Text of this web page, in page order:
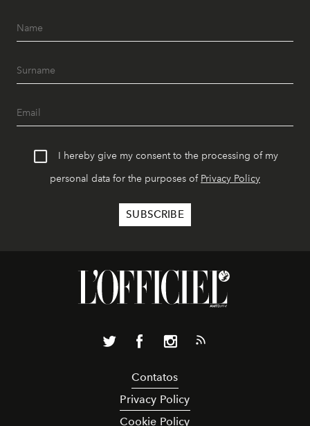
I hereby give my consent to the processing of my
personal data for the purposes of Privacy Policy
Contatos
Privacy Policy
Cookie Policy